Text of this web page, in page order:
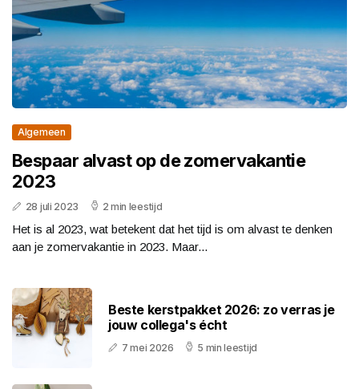
Algemeen
Bespaar alvast op de zomervakantie
2023
28 juli 2023 2 min leestijd
Het is al 2023, wat betekent dat het tijd is om alvast te denken
aan je zomervakantie in 2023. Maar...
Beste kerstpakket 2026: zo verras je
jouw collega's écht
7 mei 2026 5 min leestijd